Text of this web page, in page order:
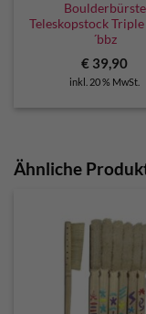
Boulderbürste
Teleskopstock Triple
´bbz
€ 39,90
inkl. 20 % MwSt.
Ähnliche